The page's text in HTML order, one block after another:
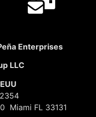
Enterprises
LLC
Miami FL 33131